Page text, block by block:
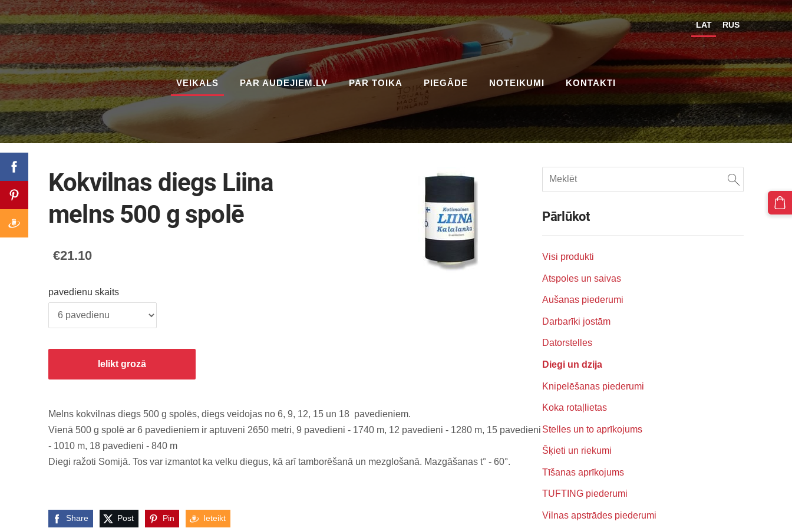
LAT RUS
VEIKALS PAR AUDEJIEM.LV PAR TOIKA PIEGĀDE NOTEIKUMI KONTAKTI
Pārlūkot
Visi produkti
Atspoles un saivas
Aušanas piederumi
Darbarīki jostām
Datorstelles
Diegi un dzija
Knipelēšanas piederumi
Koka rotaļlietas
Stelles un to aprīkojums
Šķieti un riekumi
Tīšanas aprīkojums
TUFTING piederumi
Vilnas apstrādes piederumi
Kokvilnas diegs Liina
melns 500 g spolē
€21.10
pavedienu skaits
Ielikt grozā
Melns kokvilnas diegs 500 g spolēs, diegs veidojas no 6, 9, 12, 15 un 18 pavedieniem.
Vienā 500 g spolē ar 6 pavedieniem ir aptuveni 2650 metri, 9 pavedieni - 1740 m, 12 pavedieni - 1280 m, 15 pavedieni
- 1010 m, 18 pavedieni - 840 m
Diegi ražoti Somijā. Tos var izmantot ka velku diegus, kā arī tamborēšanā un mezglošanā. Mazgāšanas t° - 60°.
Share Post Pin Ieteikt